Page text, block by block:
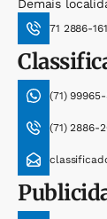
Demais
71 2886-
(71) 99965-
(71) 2886-